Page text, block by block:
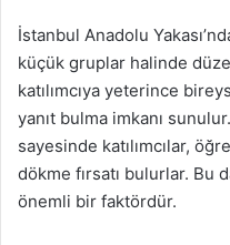
İstanbul Anadolu
küçük gruplar halinde
katılımcıya yeterince
yanıt bulma imkanı
sayesinde katılımcılar,
dökme fırsatı bulurlar. Bu
önemli bir faktördür.